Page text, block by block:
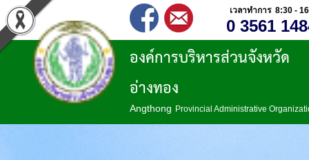
เวลาทำการ 8:30 -
0 3561
องค์การบริหารส่วนจังหวัด
อ่างทอง
Angthong Provincial Administrative